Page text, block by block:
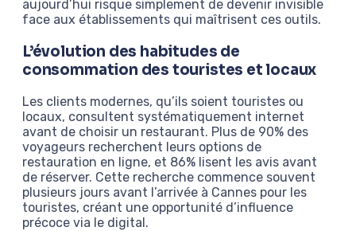
aujourd’hui risque simplement de devenir invisible
face aux établissements qui maîtrisent ces outils.
L’évolution des habitudes de
consommation des touristes et locaux
Les clients modernes, qu’ils soient touristes ou
locaux, consultent systématiquement internet
avant de choisir un restaurant. Plus de 90% des
voyageurs recherchent leurs options de
restauration en ligne, et 86% lisent les avis avant
de réserver. Cette recherche commence souvent
plusieurs jours avant l’arrivée à Cannes pour les
touristes, créant une opportunité d’influence
précoce via le digital.